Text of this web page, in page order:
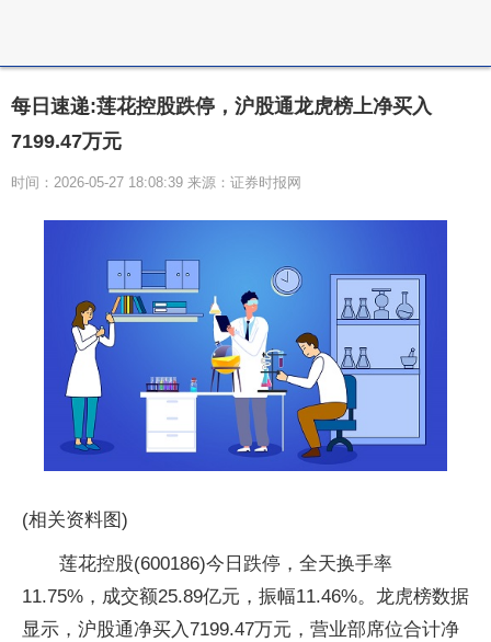
每日速递:莲花控股跌停，沪股通龙虎榜上净买入
7199.47万元
时间：2026-05-27 18:08:39 来源：证券时报网
(相关资料图)
莲花控股(600186)今日跌停，全天换手率
11.75%，成交额25.89亿元，振幅11.46%。龙虎榜数据
显示，沪股通净买入7199.47万元，营业部席位合计净